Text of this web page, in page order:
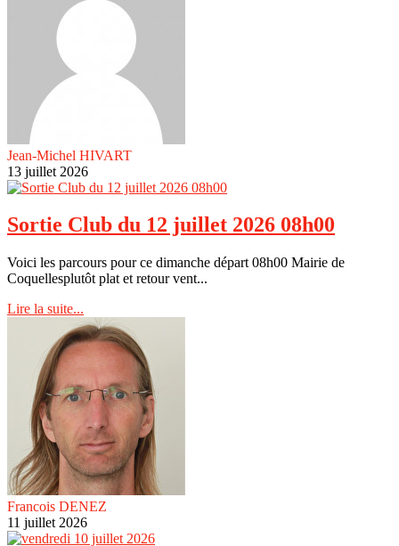
Jean-Michel HIVART
13 juillet 2026
Sortie Club du 12 juillet 2026 08h00
Voici les parcours pour ce dimanche départ 08h00 Mairie de
Coquellesplutôt plat et retour vent...
Lire la suite...
Francois DENEZ
11 juillet 2026